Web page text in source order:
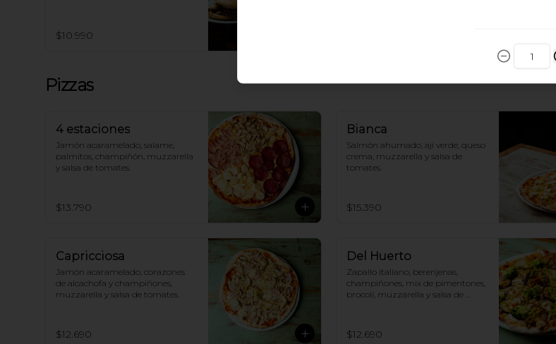
$10.990
Pizzas
4 estaciones
Jamón acaramelado, salame,
palmitos, champiñón, muzzarella
y salsa de tomates.
$13.790
Bianca
Salmón ahumado, ají verde, queso
crema, muzzarella y salsa de
tomates.
$15.390
Capricciosa
Jamón acaramelado, corazones
de alcachofa y champiñones,
muzzarella y salsa de tomates.
$12.690
Del Huerto
Zapallo italiano, berenjenas,
champiñones, mix de pimentones,
brocolí, muzzarella y salsa de
$12.690